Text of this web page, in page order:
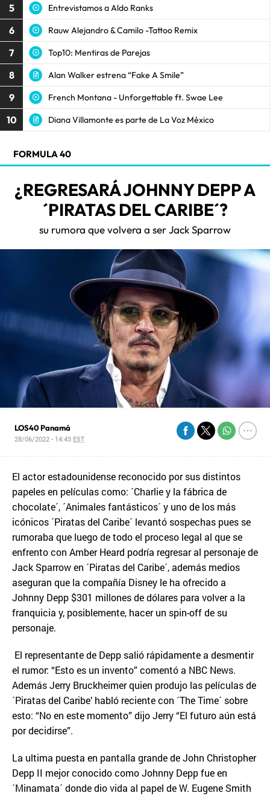
5 Entrevistamos a Aldo Ranks
6 Rauw Alejandro & Camilo -Tattoo Remix
7 Top10: Mentiras de Parejas
8 Alan Walker estrena “Fake A Smile”
9 French Montana - Unforgettable ft. Swae Lee
10 Diana Villamonte es parte de La Voz México
FORMULA 40
¿REGRESARÁ JOHNNY DEPP A
´PIRATAS DEL CARIBE´?
su rumora que volvera a ser Jack Sparrow
LOS40 Panamá
28/06/2022 - 14:43 EST
El actor estadounidense reconocido por sus distintos
papeles en películas como: ´Charlie y la fábrica de
chocolate´, ´Animales fantásticos´ y uno de los más
icónicos ´Piratas del Caribe´ levantó sospechas pues se
rumoraba que luego de todo el proceso legal al que se
enfrento con Amber Heard podría regresar al personaje de
Jack Sparrow en ´Piratas del Caribe´, además medios
aseguran que la compañía Disney le ha ofrecido a
Johnny Depp $301 millones de dólares para volver a la
franquicia y, posiblemente, hacer un spin-off de su
personaje.
El representante de Depp salió rápidamente a desmentir
el rumor: “Esto es un invento” comentó a NBC News.
Además Jerry Bruckheimer quien produjo las películas de
´Piratas del Caribe’ habló reciente con ´The Time´ sobre
esto: “No en este momento” dijo Jerry “El futuro aún está
por decidirse”.
La ultima puesta en pantalla grande de John Christopher
Depp II mejor conocido como Johnny Depp fue en
´Minamata´ donde dio vida al papel de W. Eugene Smith